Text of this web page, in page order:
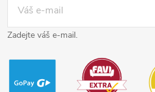
Zadejte váš e-mail.